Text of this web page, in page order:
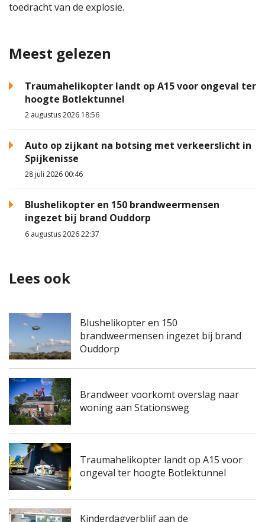
toedracht van de explosie.
Meest gelezen
Traumahelikopter landt op A15 voor ongeval ter
hoogte Botlektunnel
2 augustus 2026 18:56
Auto op zijkant na botsing met verkeerslicht in
Spijkenisse
28 juli 2026 00:46
Blushelikopter en 150 brandweermensen
ingezet bij brand Ouddorp
6 augustus 2026 22:37
Lees ook
Blushelikopter en 150
brandweermensen ingezet bij brand
Ouddorp
Brandweer voorkomt overslag naar
woning aan Stationsweg
Traumahelikopter landt op A15 voor
ongeval ter hoogte Botlektunnel
Kinderdagverblijf aan de